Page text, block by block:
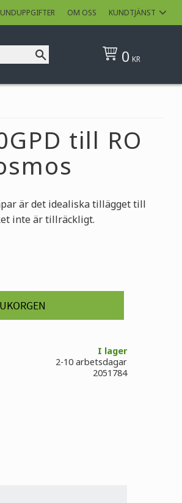
OM OSS KUNDTJÄNST
0 KR
till RO
är det idealiska tillägget till
inte är tillräckligt.
I lager
2051784
2-10 arbetsdagar